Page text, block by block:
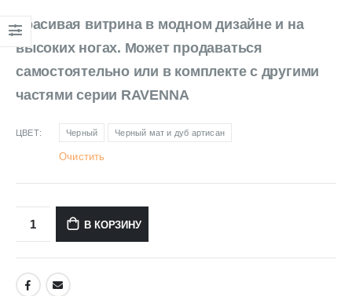
Красивая витрина в модном дизайне и на
высоких ногах. Может продаваться
самостоятельно или в комплекте с другими
частями серии RAVENNA
ЦВЕТ Черный Черный мат и дуб артисан
Очистить
В КОРЗИНУ